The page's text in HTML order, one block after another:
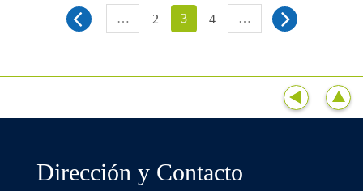
… 2 3 4 …
Dirección y Contacto